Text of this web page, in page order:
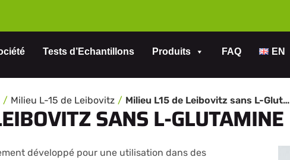
Tests d’Echantillons Produits FAQ EN
Milieu L-15 de Leibovitz Milieu L15 de Leibovitz sans L-Glutamine
SANS L-GLUTAMINE
développé pour une utilisation dans des